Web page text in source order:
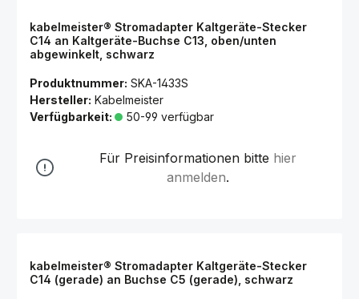
kabelmeister® Stromadapter Kaltgeräte-Stecker
C14 an Kaltgeräte-Buchse C13, oben/unten
abgewinkelt, schwarz
Produktnummer: SKA-1433S
Hersteller: Kabelmeister
Verfügbarkeit:
50-99 verfügbar
Für Preisinformationen bitte hier
anmelden.
kabelmeister® Stromadapter Kaltgeräte-Stecker
C14 (gerade) an Buchse C5 (gerade), schwarz